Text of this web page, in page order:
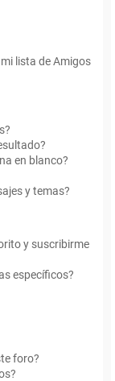
lista de Amigos
en blanco?
y temas?
y suscribirme
específicos?
foro?